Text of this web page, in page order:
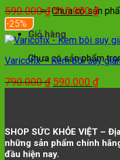
Chưa có sản
Giỏ hàng
Chưa có sản phẩm
590.000₫Giá
là:
590.000 ₫.
515.000₫Giá
là:
-25%
Varicofix – Kem bôi suy
790.000₫ Giá
590.000 ₫Giá
SHOP SỨC KHỎE VIỆT –
những sản phẩm chính
đầu hiện nay.